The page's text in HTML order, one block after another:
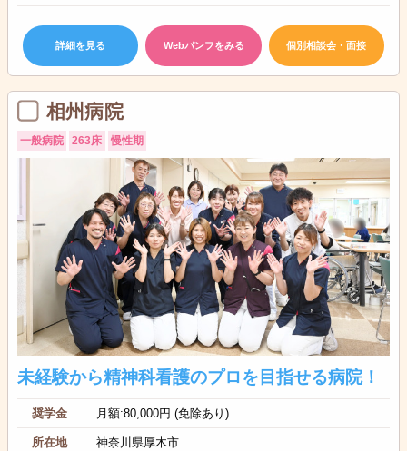
詳細を見る Webパンフをみる 個別相談会・面接
相州病院
一般病院 263床 慢性期
未経験から精神科看護のプロを目指せる病院！
奨学金 月額:80,000円 (免除あり)
所在地 神奈川県厚木市